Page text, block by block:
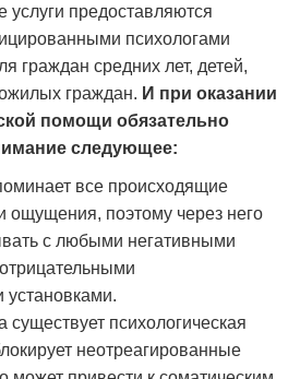
услуги предоставляются
психологами
граждан средних лет, детей,
граждан. И при оказании
помощи обязательно
следующее:
все происходящие
ощущения, поэтому через него
с любыми негативными
установками.
существует психологическая
неотреагированные